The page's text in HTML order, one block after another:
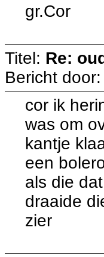
gr.Cor
Titel: Re:
Bericht door:
cor ik
was om
kantje
een
als die
draaide
zier